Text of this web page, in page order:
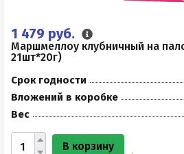
1 479 руб.
Маршмеллоу клубничный на
21шт*20г)
Срок годности
Вложений в коробке
Вес
В корзину